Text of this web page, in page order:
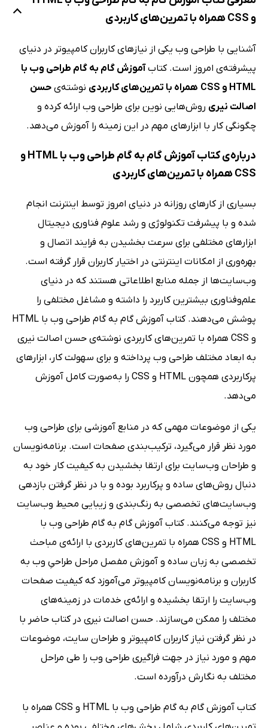
و CSS همراه با تمرین‌های کاربردی
آشنایی با طراحی وب یکی از نیازهای کاربران کامپیوتر در دنیای
پیشرفته‌ی امروز است. کتابآموزش گام به گام طراحی وب با
HTML و CSS
همراه با تمرین‌های کاربردی نوشته‌ی حسن
اصالت نیری روش‌هایی نوین برای طراحی وب ارائه کرده و
چگونگی کار با ابزارهای مهم در این زمینه را آموزش می‌دهد.
درباره‌ی کتاب آموزش گام به گام طراحی وب با HTML و
CSS همراه با تمرین‌های کاربردی
بسیاری از کارهای روزانه در دنیای امروز توسط اینترنت انجام
شده و با پیشرفت تکنولوژی و رشد علوم فناوری دیجیتال
ابزارهای مختلفی برای سرعت بخشیدن به فرایند اتصال و
بهره‌وری از امکانات اینترنتی در اختیار کاربران قرار گرفته است.
وب‌سایت‌ها از جمله منابع اطلاعاتی هستند که در دنیای
علم‌وفناوری بیشترین کاربرد را داشته و مشاغل مختلفی را
پوشش می‌دهند. کتاب آموزش گام به گام طراحی وب با HTML
و CSS همراه با تمرین‌های کاربردی نوشته‌ی حسن اصالت نیری
به ابعاد مختلف طراحی وب پرداخته و برای سهولت کار، ابزارهای
پرکاربردی همچون HTML و CSS را به‌صورت کامل آموزش
می‌دهد.
یکی از موضوعات مهمی که در منابع آموزشی برای طراحی وب
مورد نظر قرار می‌گیرد، ترکیب‌بندی صفحات است. برنامه‌نویسان
و طراحان وب‌سایت برای ارتقا بخشیدن به کیفیت کار خود به
دنبال روش‌های ساده و پرکاربرد بوده و با در نظر گرفتن بازدهی
وب‌سایت‌های تخصصی به رنگ‌بندی و زیبایی محیط وب‌سایت
نیز توجه می‌کنند. کتاب آموزش گام به گام طراحی وب با
HTML و CSS همراه با تمرین‌های کاربردی با ارائه‌ی مباحث
تخصصی به زبان ساده و آموزش مفصل مراحل طراحیِ وب به
کاربران و برنامه‌نویسان کامپیوتر می‌آموزد که کیفیت صفحات
وب‌سایت را ارتقا بخشیده و ارائه‌ی خدمات در زمینه‌های
مختلف را ممکن می‌سازند. حسن اصالت نیری در کتاب حاضر با
در نظر گرفتن نیاز کاربران کامپیوتر و طراحان سایت، موضوعات
مهم و مورد نیاز در جهت فراگیری طراحی وب را طی مراحل
مختلف به نگارش درآورده است.
کتاب آموزش گام به گام طراحی وب با HTML و CSS همراه با